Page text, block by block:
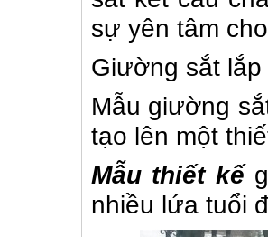
sự yên tâm
Giường sắt
Mẫu giường
tạo lên một
Mẫu thiết kế
nhiều lứa tuổi